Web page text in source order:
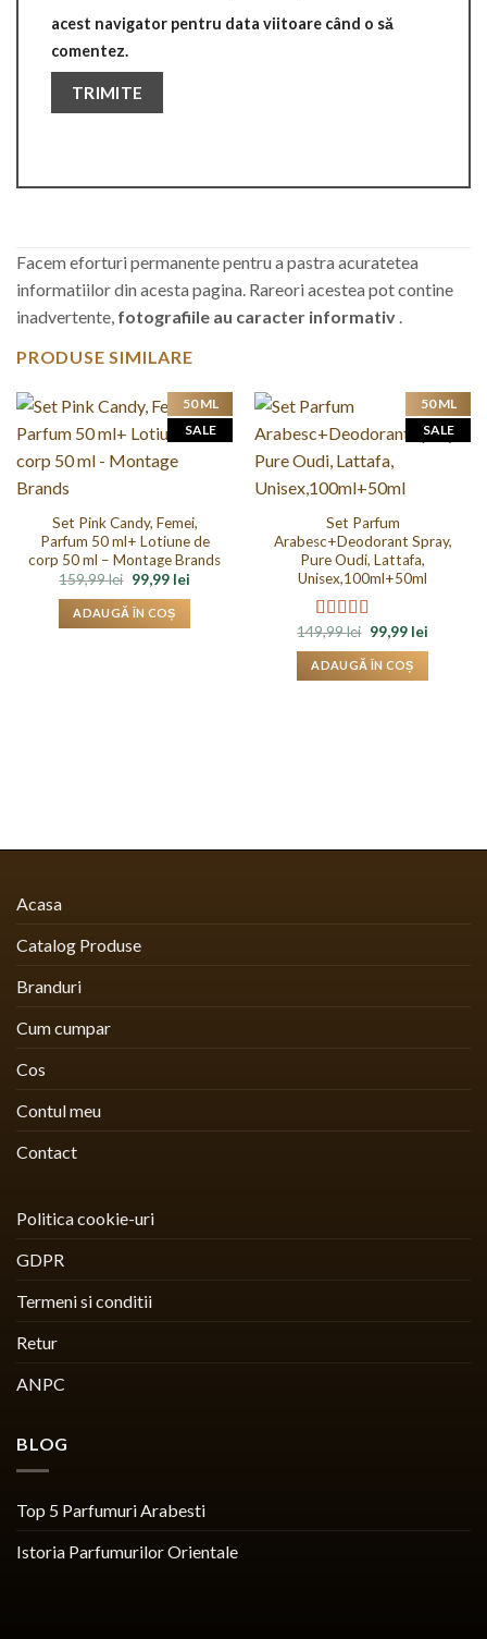
acest navigator pentru data viitoare când o să
comentez.
Facem eforturi permanente pentru a pastra acuratetea
informatiilor din acesta pagina. Rareori acestea pot contine
inadvertente, fotografiile au caracter informativ
PRODUSE SIMILARE
Set Pink Candy, Femei,
Parfum 50 ml+ Lotiune de
corp 50 ml – Montage Brands
159,99lei Prețul
inițial
a
fost:
99,99 leiPrețul
ADAUGĂ ÎN COȘ
50 ML
SALE
Set Parfum
Arabesc+Deodorant Spray,
Pure Oudi, Lattafa,
Unisex,100ml+50ml
Evaluat la
4.50din 5
149,99lei Prețul
inițial
a
fost:
99,99 leiPrețul
ADAUGĂ ÎN COȘ
50 ML
SALE
Acasa
Catalog Produse
Branduri
Cum cumpar
Cos
Contul meu
Contact
Politica cookie-uri
GDPR
Termeni si conditii
Retur
ANPC
BLOG
Top 5 Parfumuri Arabesti
Istoria Parfumurilor Orientale